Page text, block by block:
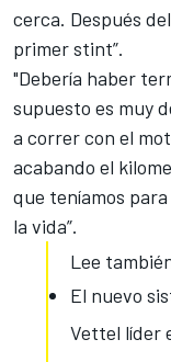
cerca. Después
primer stint”.
"Debería haber
supuesto es muy
a correr con el
acabando el
que teníamos
la vida”.
Lee
El nuevo
Vettel líder